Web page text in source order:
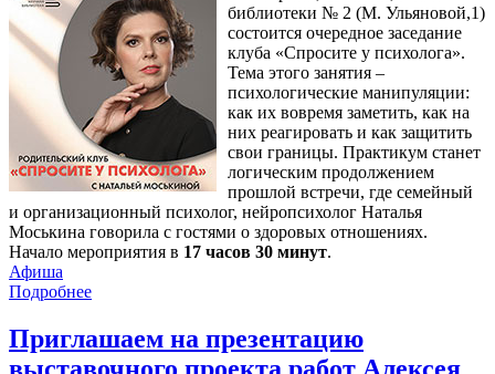
библиотеки № 2 (М. Ульяновой,1)
состоится очередное заседание
клуба «Спросите у психолога».
Тема этого занятия –
психологические манипуляции:
как их вовремя заметить, как на
них реагировать и как защитить
свои границы. Практикум станет
логическим продолжением
прошлой встречи, где семейный
и организационный психолог, нейропсихолог Наталья
Моськина говорила с гостями о здоровых отношениях.
Начало мероприятия в 17 часов 30 минут.
Афиша
Подробнее
Приглашаем на презентацию